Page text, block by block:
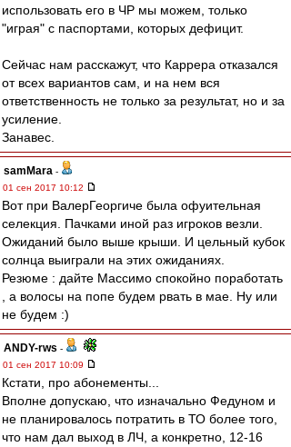
использовать его в ЧР мы можем, только
"играя" с паспортами, которых дефицит.
Сейчас нам расскажут, что Каррера отказался
от всех вариантов сам, и на нем вся
ответственность не только за результат, но и за
усиление.
Занавес.
samMara -
01 сен 2017 10:12
Вот при ВалерГеоргиче была офуительная
селекция. Пачками иной раз игроков везли.
Ожиданий было выше крыши. И цельный кубок
солнца выиграли на этих ожиданиях.
Резюме : дайте Массимо спокойно поработать
, а волосы на попе будем рвать в мае. Ну или
не будем :)
ANDY-rws -
01 сен 2017 10:09
Кстати, про абонементы...
Вполне допускаю, что изначально Федуном и
не планировалось потратить в ТО более того,
что нам дал выход в ЛЧ, а конкретно, 12-16